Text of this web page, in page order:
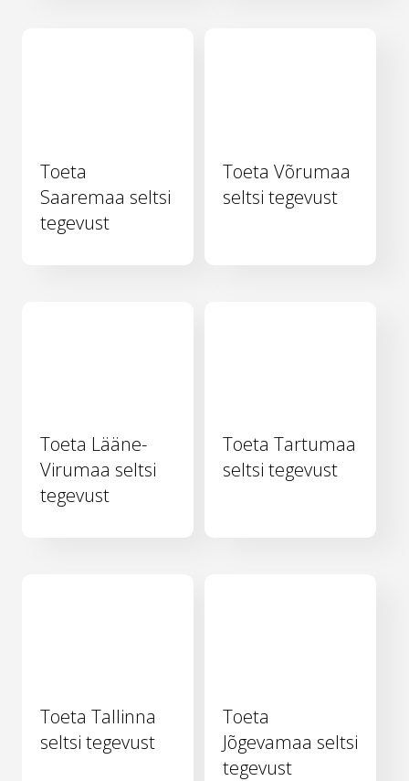
Toeta
Saaremaa seltsi
tegevust
Toeta Võrumaa
seltsi tegevust
Toeta Lääne-
Virumaa seltsi
tegevust
Toeta Tartumaa
seltsi tegevust
Toeta Tallinna
seltsi tegevust
Toeta
Jõgevamaa seltsi
tegevust